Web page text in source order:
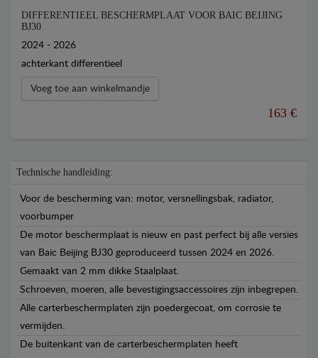
DIFFERENTIEEL BESCHERMPLAAT VOOR BAIC BEIJING
BJ30
2024 - 2026
achterkant differentieel
Voeg toe aan winkelmandje
163 €
Technische handleiding:
Voor de bescherming van: motor, versnellingsbak, radiator,
voorbumper
De motor beschermplaat is nieuw en past perfect bij alle versies
van Baic Beijing BJ30 geproduceerd tussen 2024 en 2026.
Gemaakt van 2 mm dikke Staalplaat.
Schroeven, moeren, alle bevestigingsaccessoires zijn inbegrepen.
Alle carterbeschermplaten zijn poedergecoat, om corrosie te
vermijden.
De buitenkant van de carterbeschermplaten heeft